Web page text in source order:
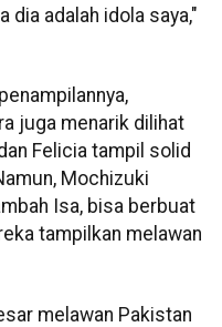
dia adalah idola saya,"
juga menarik dilihat
Felicia tampil solid
Mochizuki
Isa, bisa berbuat
tampilkan melawan
melawan Pakistan